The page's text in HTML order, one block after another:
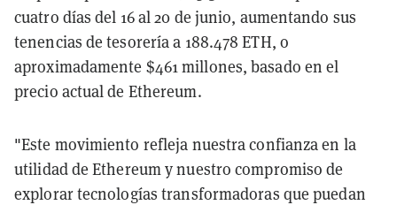
cuatro días del 16 al 20 de junio, aumentando sus
tenencias de tesorería a 188.478 ETH, o
aproximadamente $461 millones, basado en el
precio actual de Ethereum.
"Este movimiento refleja nuestra confianza en la
utilidad de Ethereum y nuestro compromiso de
explorar tecnologías transformadoras que puedan